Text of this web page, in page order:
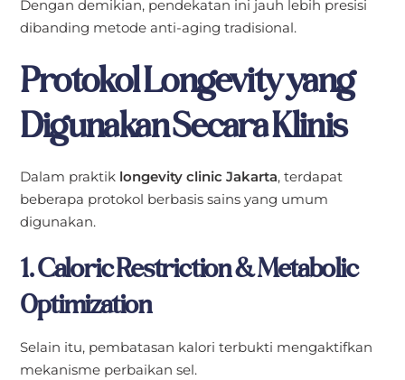
Dengan demikian, pendekatan ini jauh lebih presisi
dibanding metode anti-aging tradisional.
Protokol Longevity yang
Digunakan Secara Klinis
Dalam praktik longevity clinic Jakarta, terdapat
beberapa protokol berbasis sains yang umum
digunakan.
1. Caloric Restriction & Metabolic
Optimization
Selain itu, pembatasan kalori terbukti mengaktifkan
mekanisme perbaikan sel.